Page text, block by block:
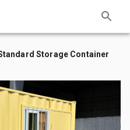
Storage Container